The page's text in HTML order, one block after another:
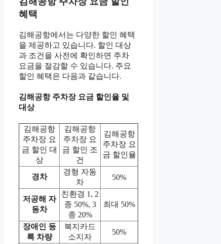
혜택
김해공항에서는 다양한 할인 혜택
을 제공하고 있습니다. 할인 대상
과 조건을 사전에 확인하면 주차
요금을 절감할 수 있습니다. 주요
할인 혜택은 다음과 같습니다.
김해공항 주차장 요금 할인율 및
대상
김해공항
주차장 요
금 할인 대
상
김해공항
주차장 요
금 할인 조
건
김해공항
주차장 요
금 할인율
경차
경형 자동
차
50%
저공해 자
동차
친환경 1, 2
종 50%, 3
종 20%
최대 50%
장애인 등
록 차량
복지카드
소지자
50%